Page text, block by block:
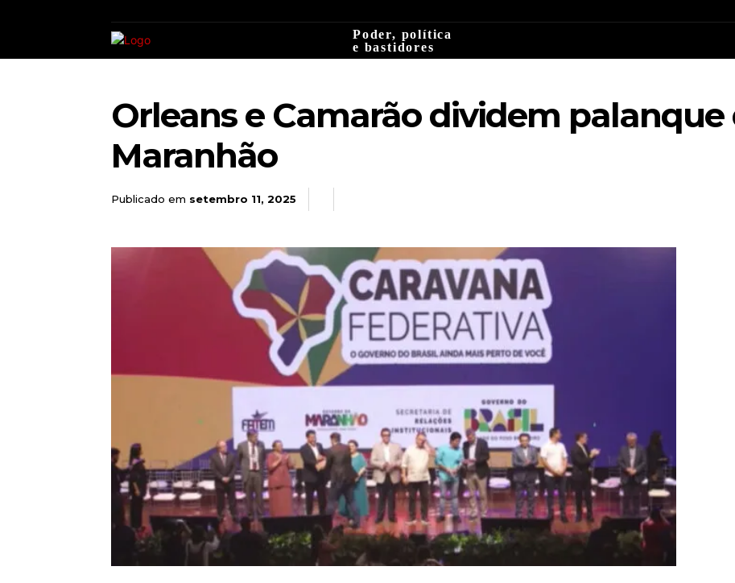
Poder, política
e bastidores
Orleans e Camarão dividem palanque
Maranhão
Publicado em setembro 11, 2025